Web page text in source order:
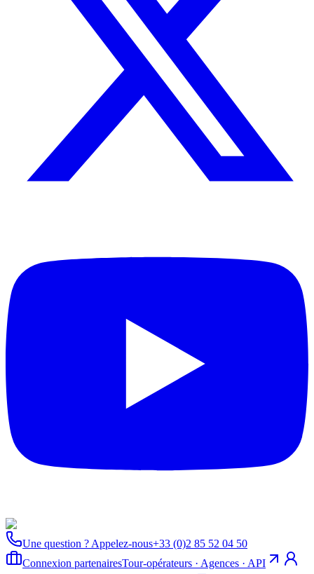
Une question ? Appelez-nous+33 (0)2 85 52 04 50
Connexion partenairesTour-opérateurs · Agences · API